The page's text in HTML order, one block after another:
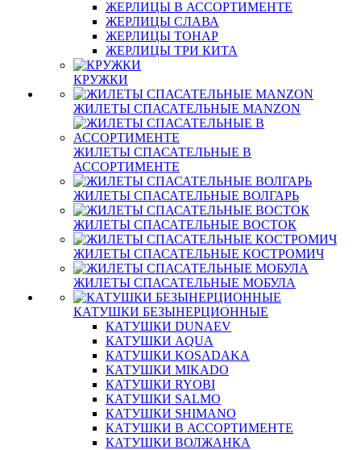
ЖЕРЛИЦЫ В АССОРТИМЕНТЕ
ЖЕРЛИЦЫ СЛАВА
ЖЕРЛИЦЫ ТОНАР
ЖЕРЛИЦЫ ТРИ КИТА
КРУЖКИ
ЖИЛЕТЫ СПАСАТЕЛЬНЫЕ MANZON
ЖИЛЕТЫ СПАСАТЕЛЬНЫЕ В
АССОРТИМЕНТЕ
ЖИЛЕТЫ СПАСАТЕЛЬНЫЕ ВОЛГАРЬ
ЖИЛЕТЫ СПАСАТЕЛЬНЫЕ ВОСТОК
ЖИЛЕТЫ СПАСАТЕЛЬНЫЕ КОСТРОМИЧ
ЖИЛЕТЫ СПАСАТЕЛЬНЫЕ МОБУЛА
КАТУШКИ БЕЗЫНЕРЦИОННЫЕ
КАТУШКИ DUNAEV
КАТУШКИ AQUA
КАТУШКИ KOSADAKA
КАТУШКИ MIKADO
КАТУШКИ RYOBI
КАТУШКИ SALMO
КАТУШКИ SHIMANO
КАТУШКИ В АССОРТИМЕНТЕ
КАТУШКИ ВОЛЖАНКА